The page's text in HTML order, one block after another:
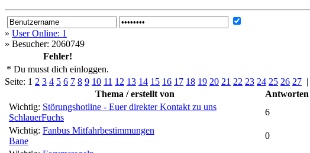
» User Online: 1
» Besucher: 2060749
Fehler!
* Du musst dich einloggen.
Seite: 1 2 3 4 5 6 7 8 9 10 11 12 13 14 15 16 17 18 19 20 21 22 23 24 25 26 27 |
Thema / erstellt von
Antworten
Wichtig: Störungshotline - Euer direkter Kontakt zu uns
SchlauerFuchs
6
Wichtig: Fanbus Mitfahrbestimmungen
Bane
0